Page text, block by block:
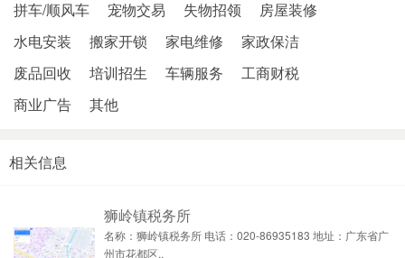
拼车/顺风车
宠物交易 失物招领
房屋装修
水电安装
搬家开锁 家电维修
家政保洁
废品回收
培训招生 车辆服务
工商财税
商业广告
其他
相关信息
狮岭镇税务所
名称：狮岭镇税务所 电话：020-86935183 地址：广东省广
州市花都区..